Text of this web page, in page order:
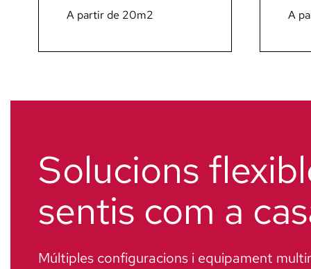
A partir de 20m2 A
Solucions
sentis com a
Múltiples configuracions i equipament